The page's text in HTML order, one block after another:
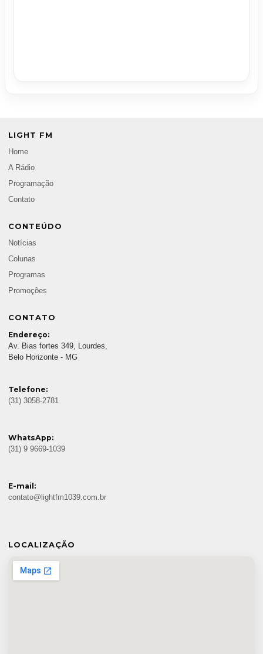
LIGHT FM
Home
A Rádio
Programação
Contato
CONTEÚDO
Notícias
Colunas
Programas
Promoções
CONTATO
Endereço:
Av. Bias fortes 349, Lourdes,
Belo Horizonte - MG
Telefone:
(31) 3058-2781
WhatsApp:
(31) 9 9669-1039
E-mail:
contato@lightfm1039.com.br
LOCALIZAÇÃO